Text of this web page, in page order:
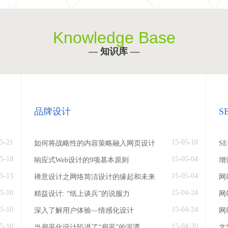
Knowledge Base
— 知识库 —
21
18
13
10
10
10
品牌设计
如何将战略性的内容策略融入网页设计 15-05-10
响应式Web设计的9项基本原则 15-05-04
禅意设计之网络简洁设计的缘起和未来 15-05-04
精益设计: “纸上谈兵”的说服力 15-04-24
深入了解用户体验—情感化设计 15-04-24
15-04-20
增